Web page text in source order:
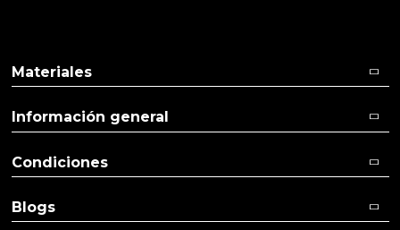
Materiales
Información general
Condiciones
Blogs